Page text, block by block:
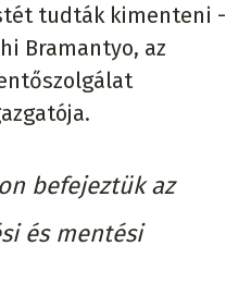
tudták kimenteni -
Bramantyo, az
befejeztük az
és mentési